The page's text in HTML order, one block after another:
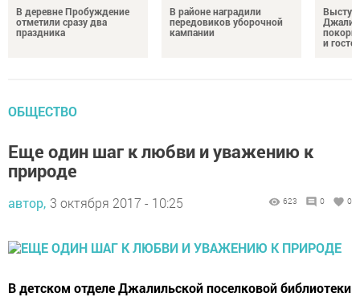
В деревне Пробуждение
отметили сразу два
праздника
В районе наградили
передовиков уборочной
кампании
и
ОБЩЕСТВО
Еще один шаг к любви и уважению к
природе
автор, 3 октября 2017 - 10:25 623 0 0
В детском отделе Джалильской поселковой библиотеки